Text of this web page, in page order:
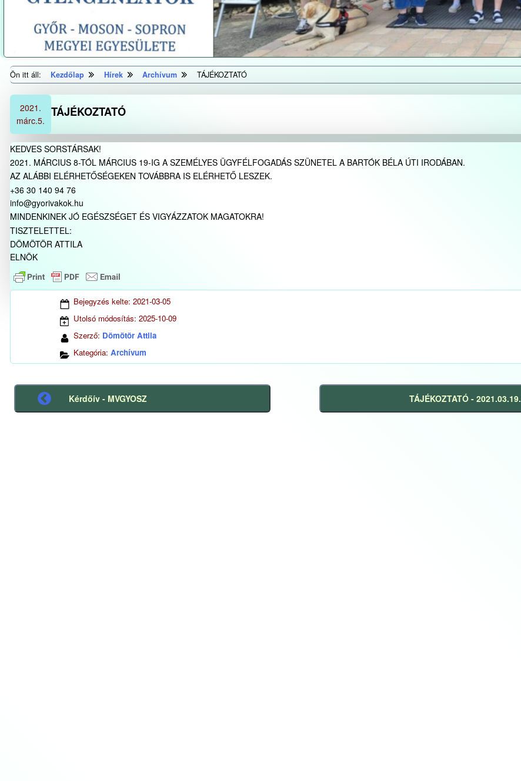
Ön itt áll: Kezdőlap Hírek Archívum TÁJÉKOZTATÓ
TÁJÉKOZTATÓ
2021.
márc.5.
KEDVES SORSTÁRSAK!
2021. MÁRCIUS 8-TÓL MÁRCIUS 19-IG A SZEMÉLYES ÜGYFÉLFOGADÁS SZÜNETEL A BARTÓK BÉLA ÚTI IRODÁBAN.
AZ ALÁBBI ELÉRHETŐSÉGEKEN TOVÁBBRA IS ELÉRHETŐ LESZEK.
+36 30 140 94 76
info@gyorivakok.hu
MINDENKINEK JÓ EGÉSZSÉGET ÉS VIGYÁZZATOK MAGATOKRA!
TISZTELETTEL:
DÖMÖTÖR ATTILA
ELNÖK
Bejegyzés kelte: 2021-03-05
Utolsó módosítás: 2025-10-09
Szerző: Dömötör Attila
Kategória: Archívum
Előző
Kérdőív - MVGYOSZ TÁJÉKOZTATÓ - 2021.03.19.